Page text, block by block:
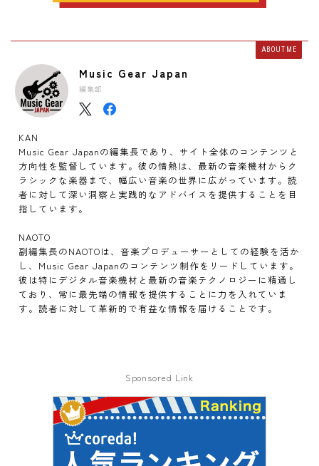
ABOUT ME
Music Gear Japan
編集部
KAN
Music Gear Japanの編集長であり、サイト全体のコンテンツと
方向性を監督しています。彼の情熱は、最新の音楽機材からク
ラシックな楽器まで、幅広い音楽の世界に広がっています。読
者に対して深い洞察と実践的なアドバイスを提供することを目
指しています。
NAOTO
副編集長のNAOTOは、音楽プロデューサーとしての経験を活か
し、Music Gear Japanのコンテンツ制作をリードしています。
彼は特にデジタル音楽機材と最新の音楽テクノロジーに精通し
ており、常に最先端の情報を提供することに力を入れていま
す。読者に対して革新的で有益な情報を届けることです。
Sponsored Link